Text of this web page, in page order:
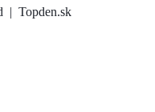
| Topden.sk